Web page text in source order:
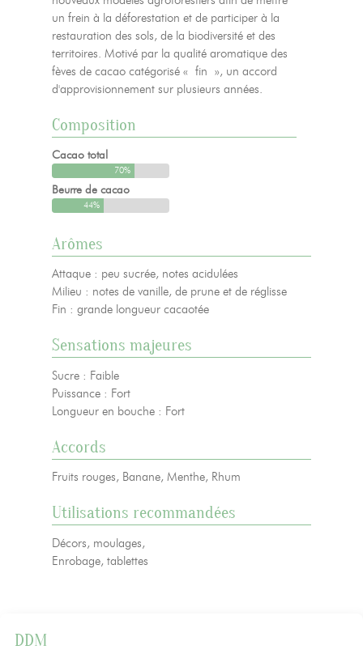
un frein à la déforestation et de participer à la
restauration des sols, de la biodiversité et des
territoires. Motivé par la qualité aromatique des
fèves de cacao catégorisé « fin », un accord
d'approvisionnement sur plusieurs années.
Composition
Cacao total
70%
Beurre de cacao
44%
Arômes
Attaque : peu sucrée, notes acidulées
Milieu : notes de vanille, de prune et de réglisse
Fin : grande longueur cacaotée
Sensations majeures
Sucre : Faible
Puissance : Fort
Longueur en bouche : Fort
Accords
Fruits rouges, Banane, Menthe, Rhum
Utilisations recommandées
Décors, moulages,
Enrobage, tablettes
DDM